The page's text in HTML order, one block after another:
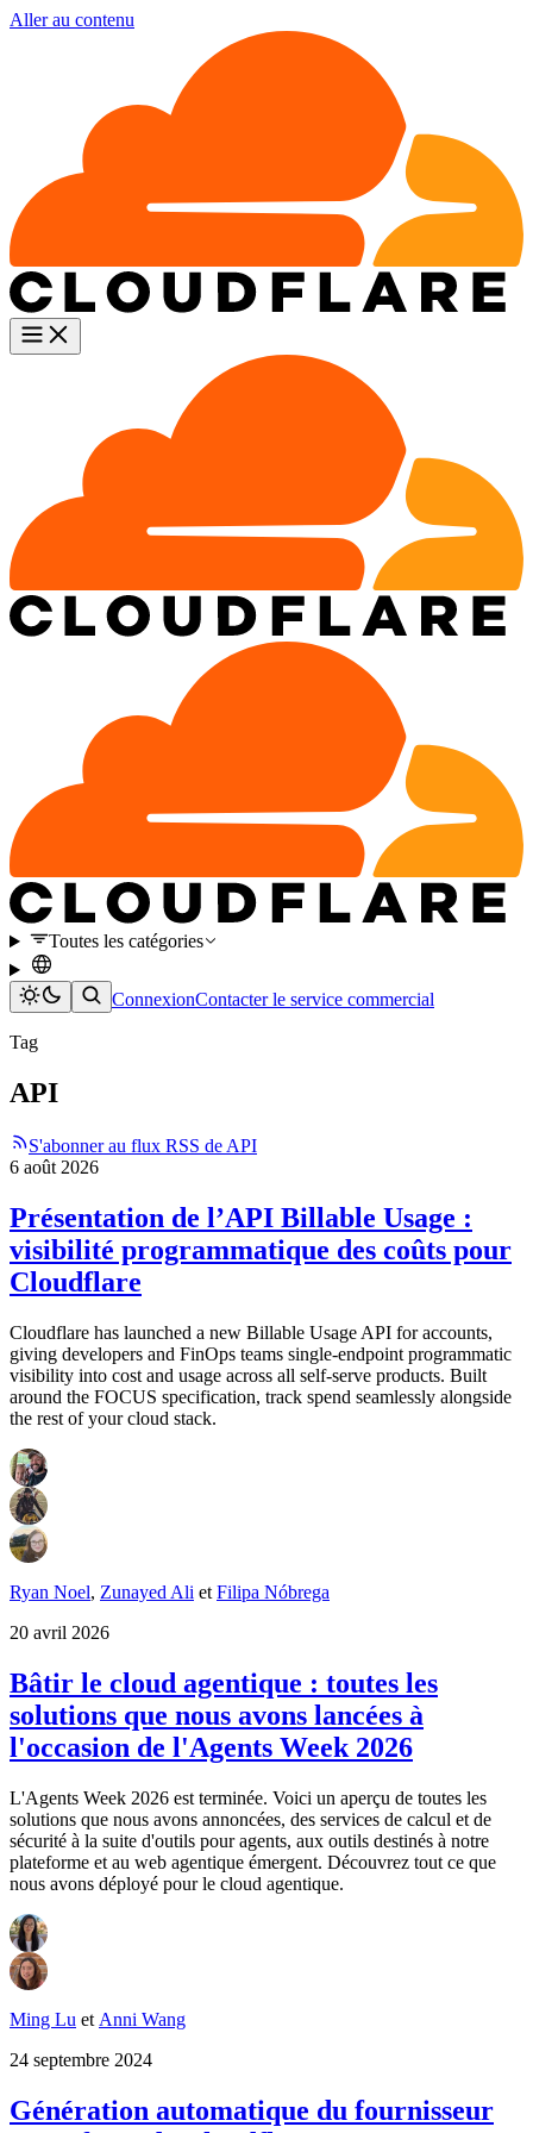
Aller au contenu
Toutes les catégories
ConnexionContacter le service commercial
Tag
API
S'abonner au flux RSS de API
6 août 2026
Présentation de l’API Billable Usage :
visibilité programmatique des coûts pour
Cloudflare
Cloudflare has launched a new Billable Usage API for accounts,
giving developers and FinOps teams single-endpoint programmatic
visibility into cost and usage across all self-serve products. Built
around the FOCUS specification, track spend seamlessly alongside
the rest of your cloud stack.
Ryan Noel, Zunayed Ali et Filipa Nóbrega
20 avril 2026
Bâtir le cloud agentique : toutes les
solutions que nous avons lancées à
l'occasion de l'Agents Week 2026
L'Agents Week 2026 est terminée. Voici un aperçu de toutes les
solutions que nous avons annoncées, des services de calcul et de
sécurité à la suite d'outils pour agents, aux outils destinés à notre
plateforme et au web agentique émergent. Découvrez tout ce que
nous avons déployé pour le cloud agentique.
Ming Lu et Anni Wang
24 septembre 2024
Génération automatique du fournisseur